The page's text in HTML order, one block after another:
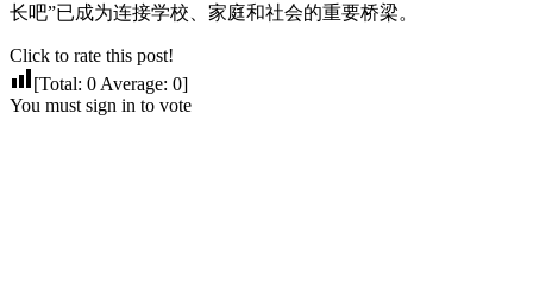
长吧”已成为连接学校、家庭和社会的重要桥梁。
Click to rate this post!
[Total: 0 Average: 0]
You must sign in to vote